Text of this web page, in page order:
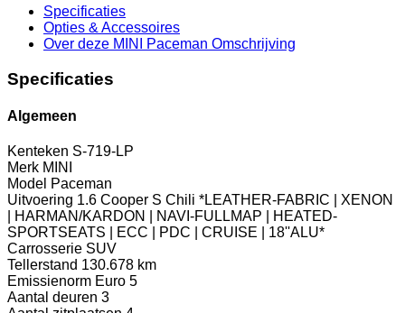
Specificaties
Opties & Accessoires
Over deze MINI Paceman Omschrijving
Specificaties
Algemeen
Kenteken S-719-LP
Merk MINI
Model Paceman
Uitvoering 1.6 Cooper S Chili *LEATHER-FABRIC | XENON
| HARMAN/KARDON | NAVI-FULLMAP | HEATED-
SPORTSEATS | ECC | PDC | CRUISE | 18''ALU*
Carrosserie SUV
Tellerstand 130.678 km
Emissienorm Euro 5
Aantal deuren 3